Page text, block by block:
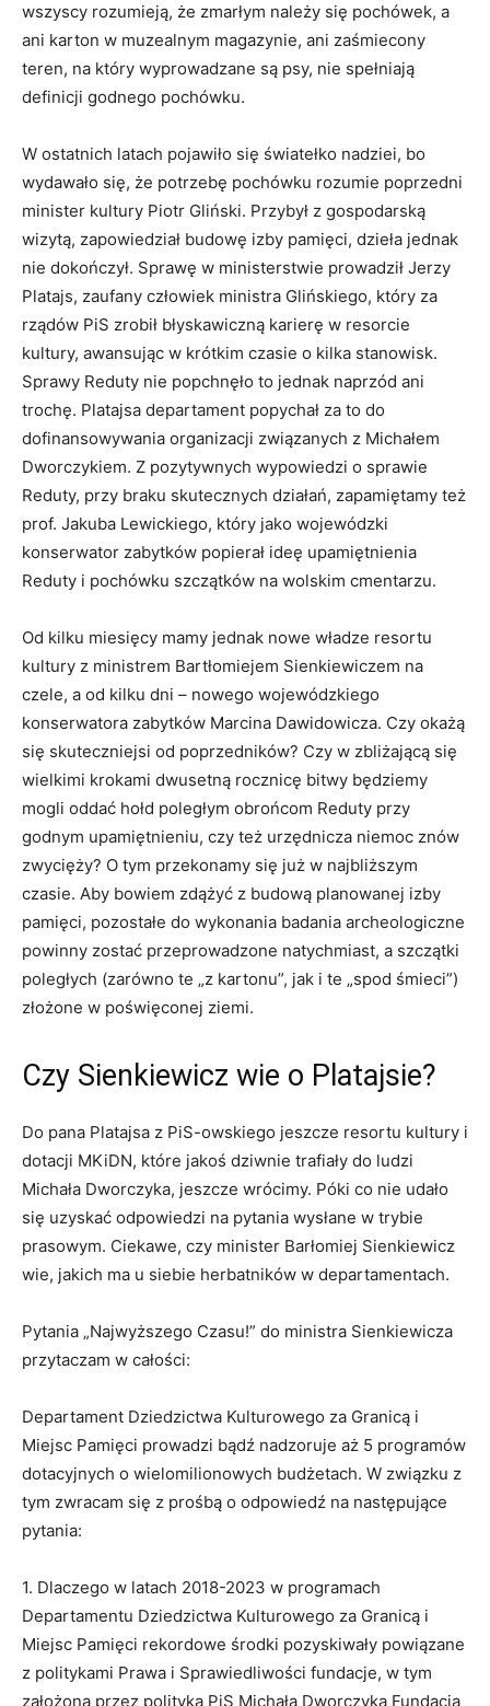
wszyscy rozumieją, że zmarłym należy się pochówek, a
ani karton w muzealnym magazynie, ani zaśmiecony
teren, na który wyprowadzane są psy, nie spełniają
definicji godnego pochówku.
W ostatnich latach pojawiło się światełko nadziei, bo
wydawało się, że potrzebę pochówku rozumie poprzedni
minister kultury Piotr Gliński. Przybył z gospodarską
wizytą, zapowiedział budowę izby pamięci, dzieła jednak
nie dokończył. Sprawę w ministerstwie prowadził Jerzy
Platajs, zaufany człowiek ministra Glińskiego, który za
rządów PiS zrobił błyskawiczną karierę w resorcie
kultury, awansując w krótkim czasie o kilka stanowisk.
Sprawy Reduty nie popchnęło to jednak naprzód ani
trochę. Platajsa departament popychał za to do
dofinansowywania organizacji związanych z Michałem
Dworczykiem. Z pozytywnych wypowiedzi o sprawie
Reduty, przy braku skutecznych działań, zapamiętamy też
prof. Jakuba Lewickiego, który jako wojewódzki
konserwator zabytków popierał ideę upamiętnienia
Reduty i pochówku szczątków na wolskim cmentarzu.
Od kilku miesięcy mamy jednak nowe władze resortu
kultury z ministrem Bartłomiejem Sienkiewiczem na
czele, a od kilku dni – nowego wojewódzkiego
konserwatora zabytków Marcina Dawidowicza. Czy okażą
się skuteczniejsi od poprzedników? Czy w zbliżającą się
wielkimi krokami dwusetną rocznicę bitwy będziemy
mogli oddać hołd poległym obrońcom Reduty przy
godnym upamiętnieniu, czy też urzędnicza niemoc znów
zwycięży? O tym przekonamy się już w najbliższym
czasie. Aby bowiem zdążyć z budową planowanej izby
pamięci, pozostałe do wykonania badania archeologiczne
powinny zostać przeprowadzone natychmiast, a szczątki
poległych (zarówno te „z kartonu”, jak i te „spod śmieci”)
złożone w poświęconej ziemi.
Czy Sienkiewicz wie o Platajsie?
Do pana Platajsa z PiS-owskiego jeszcze resortu kultury i
dotacji MKiDN, które jakoś dziwnie trafiały do ludzi
Michała Dworczyka, jeszcze wrócimy. Póki co nie udało
się uzyskać odpowiedzi na pytania wysłane w trybie
prasowym. Ciekawe, czy minister Barłomiej Sienkiewicz
wie, jakich ma u siebie herbatników w departamentach.
Pytania „Najwyższego Czasu!” do ministra Sienkiewicza
przytaczam w całości:
Departament Dziedzictwa Kulturowego za Granicą i
Miejsc Pamięci prowadzi bądź nadzoruje aż 5 programów
dotacyjnych o wielomilionowych budżetach. W związku z
tym zwracam się z prośbą o odpowiedź na następujące
pytania:
1. Dlaczego w latach 2018-2023 w programach
Departamentu Dziedzictwa Kulturowego za Granicą i
Miejsc Pamięci rekordowe środki pozyskiwały powiązane
z politykami Prawa i Sprawiedliwości fundacje, w tym
założona przez polityka PiS Michała Dworczyka Fundacja